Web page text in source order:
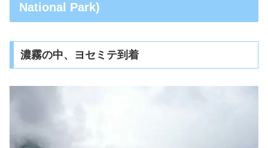
National Park)
濃霧の中、ヨセミテ到着